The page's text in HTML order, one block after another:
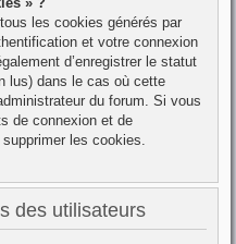
les cookies générés par
et votre connexion
d’enregistrer le statut
lus) dans le cas où cette
du forum. Si vous
de connexion et de
les cookies.
des utilisateurs